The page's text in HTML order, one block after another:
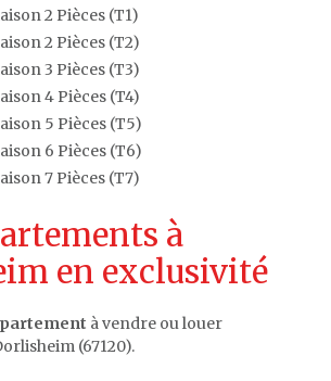
2 Pièces (T1)
2 Pièces (T2)
3 Pièces (T3)
4 Pièces (T4)
5 Pièces (T5)
6 Pièces (T6)
7 Pièces (T7)
à
en exclusivité
à vendre ou louer
(67120).